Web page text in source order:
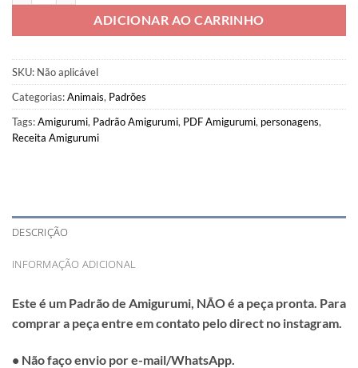
ADICIONAR AO CARRINHO
SKU: Não aplicável
Categorias:Animais, Padrões
Tags:Amigurumi, Padrão Amigurumi, PDF Amigurumi, personagens,
Receita Amigurumi
DESCRIÇÃO
INFORMAÇÃO ADICIONAL
Este é um Padrão de Amigurumi, NÃO é a peça pronta. Para
comprar a peça entre em contato pelo direct no instagram.
• Não faço envio por e-mail/WhatsApp.